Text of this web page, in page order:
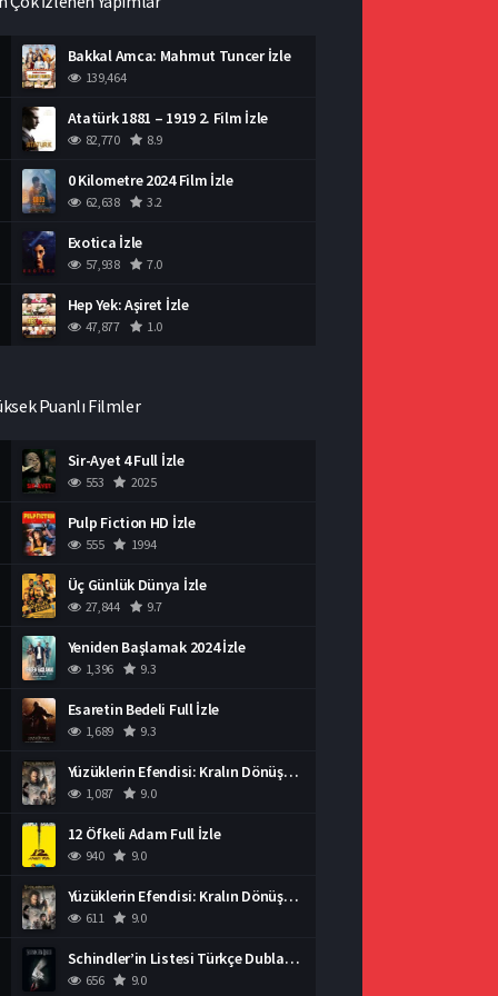
Bakkal Amca: Mahmut Tuncer İzle
139,464
Atatürk 1881 – 1919 2. Film İzle
82,770 8.9
0 Kilometre 2024 Film İzle
62,638 3.2
Exotica İzle
57,938 7.0
Hep Yek: Aşiret İzle
47,877 1.0
Puanlı Filmler
Sir-Ayet 4 Full İzle
553 2025
Pulp Fiction HD İzle
555 1994
Üç Günlük Dünya İzle
27,844 9.7
Yeniden Başlamak 2024 İzle
1,396 9.3
Esaretin Bedeli Full İzle
1,689 9.3
Yüzüklerin Efendisi: Kralın Dönüşü İzle
1,087 9.0
12 Öfkeli Adam Full İzle
940 9.0
Yüzüklerin Efendisi: Kralın Dönüşü İzle
611 9.0
Schindler’in Listesi Türkçe Dublaj İzle
656 9.0